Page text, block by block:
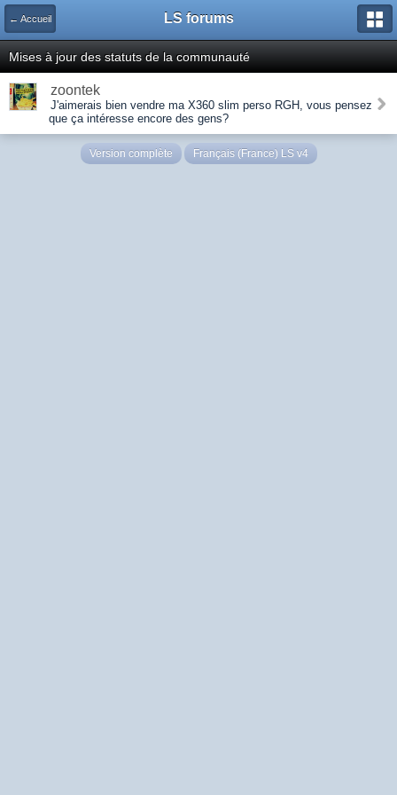
← Accueil LS forums
Mises à jour des statuts de la communauté
zoontek
J'aimerais bien vendre ma X360 slim perso RGH, vous pensez
que ça intéresse encore des gens?
Version complète Français (France) LS v4